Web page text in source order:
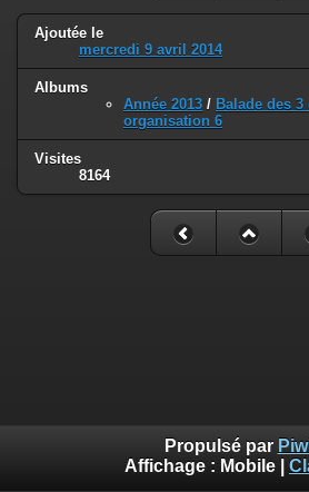
Ajoutée le
mercredi 9 avril 2014
Albums
Année 2013 / Balade des
organisation 6
Visites
8164
Propulsé par
Affichage : Mobile